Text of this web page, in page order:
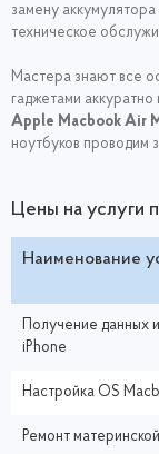
замену
техническое
Мастера знают все
гаджетами
Apple Macbook Air
ноутбуков проводим
Цены на услуги
Наименование
Получение данных
iPhone
Настройка ОS
Ремонт